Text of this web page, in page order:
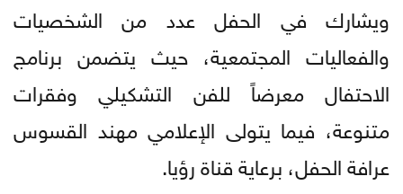
ويشارك في الحفل عدد من الشخصيات
والفعاليات المجتمعية، حيث يتضمن برنامج
الاحتفال معرضاً للفن التشكيلي وفقرات
متنوعة، فيما يتولى الإعلامي مهند القسوس
عرافة الحفل، برعاية قناة رؤيا.